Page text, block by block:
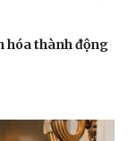
hóa thành động